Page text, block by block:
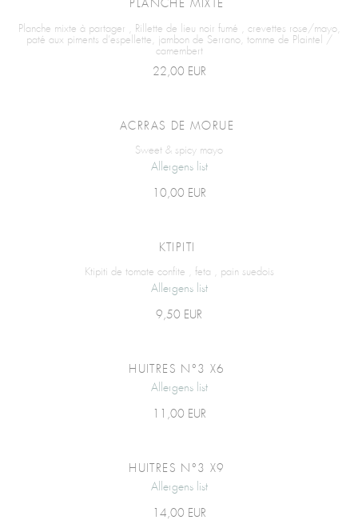
PLANCHE MIXTE
Planche mixte à partager , Rillette de lieu noir fumé , crevettes rose/mayo,
paté aux piments d’espellette, jambon de Serrano, tomme de Plaintel /
camembert
22,00 EUR
ACRRAS DE MORUE
Sweet & spicy mayo
Allergens list
10,00 EUR
KTIPITI
Ktipiti de tomate confite , feta , pain suedois
Allergens list
9,50 EUR
HUITRES N°3 X6
Allergens list
11,00 EUR
HUITRES N°3 X9
Allergens list
14,00 EUR